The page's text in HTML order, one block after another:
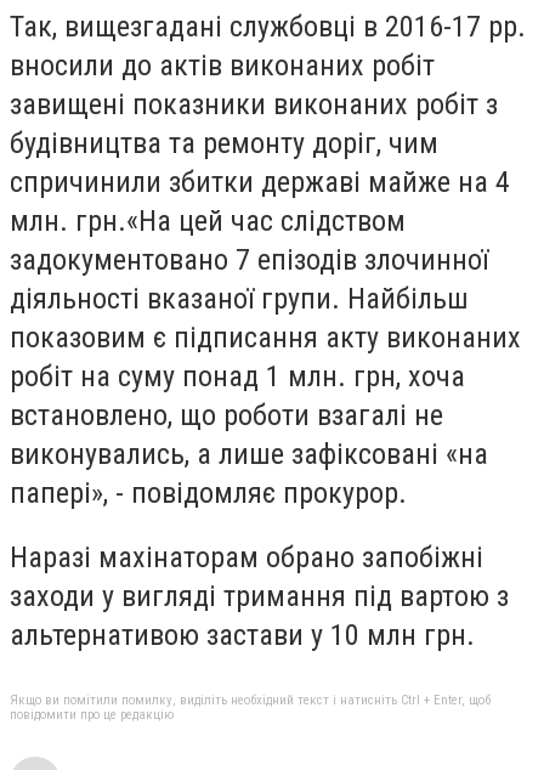
Так, вищезгадані службовці в 2016-17 рр.
вносили до актів виконаних робіт
завищені показники виконаних робіт з
будівництва та ремонту доріг, чим
спричинили збитки державі майже на 4
млн. грн.«На цей час слідством
задокументовано 7 епізодів злочинної
діяльності вказаної групи. Найбільш
показовим є підписання акту виконаних
робіт на суму понад 1 млн. грн, хоча
встановлено, що роботи взагалі не
виконувались, а лише зафіксовані «на
папері», - повідомляє прокурор.
Наразі махінаторам обрано запобіжні
заходи у вигляді тримання під вартою з
альтернативою застави у 10 млн грн.
Якщо ви помітили помилку, виділіть необхідний текст і натисніть Ctrl + Enter, щоб
повідомити про це редакцію